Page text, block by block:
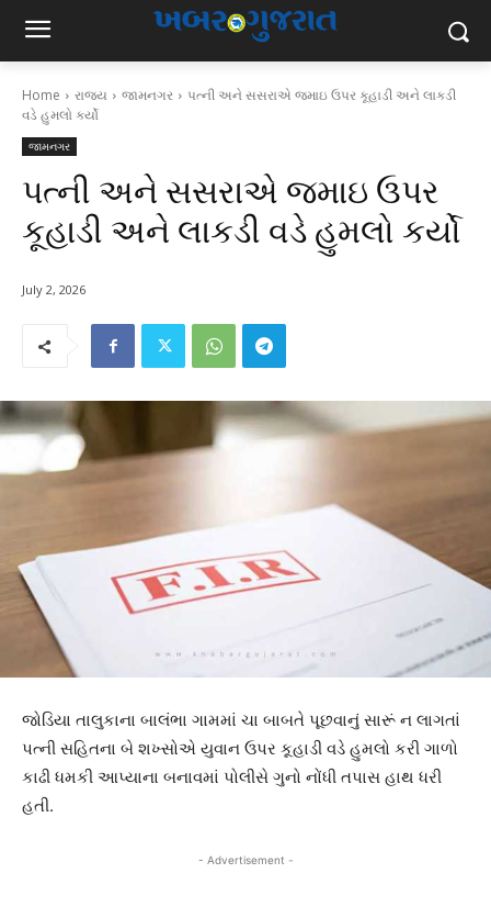
Home રાજ્ય જામનગર
પત્ની અને સસરાએ જમાઇ ઉપર કૂહાડી અને લાકડી
વડે હુમલો કર્યો
જામનગર
પત્ની અને સસરાએ જમાઇ ઉપર
કૂહાડી અને લાકડી વડે હુમલો કર્યો
July 2, 2026
જોડિયા તાલુકાના બાલંભા ગામમાં ચા બાબતે પૂછવાનું સારૂં ન લાગતાં
પત્ની સહિતના બે શખ્સોએ યુવાન ઉપર કૂહાડી વડે હુમલો કરી ગાળો
કાઢી ધમકી આપ્યાના બનાવમાં પોલીસે ગુનો નોંધી તપાસ હાથ ધરી
હતી.
- Advertisement -